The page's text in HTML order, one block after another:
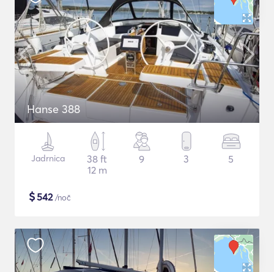
Hanse 388
Jadrnica
38 ft
12 m
9 3 5
$542/noč